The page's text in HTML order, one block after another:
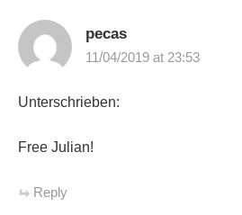
pecas
11/04/2019 at 23:53
Unterschrieben:
Free Julian!
Reply